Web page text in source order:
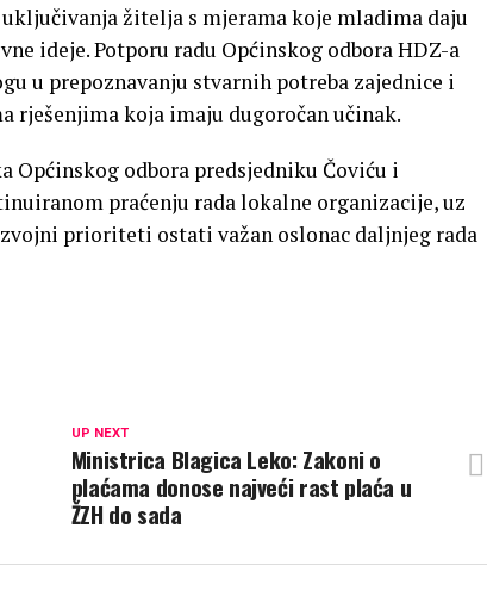
žitelja s mjerama koje mladima daju
ideje. Potporu radu Općinskog odbora HDZ-a
u prepoznavanju stvarnih potreba zajednice i
rješenjima koja imaju dugoročan učinak.
Općinskog odbora predsjedniku Čoviću i
praćenju rada lokalne organizacije, uz
prioriteti ostati važan oslonac daljnjeg rada
UP NEXT
Ministrica Blagica Leko: Zakoni o
plaćama donose najveći rast plaća u
ŽZH do sada